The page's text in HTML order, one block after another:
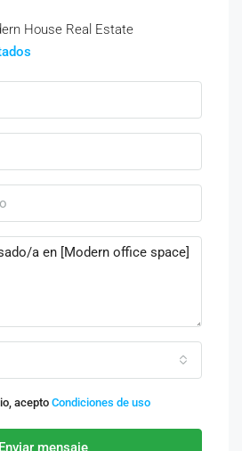
House Real Estate
acepto Condiciones de uso
Enviar mensaje